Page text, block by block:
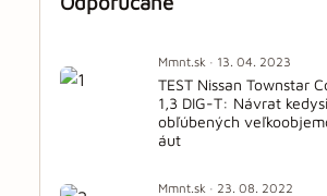
Mmnt.sk · 13. 04. 2023
TEST Nissan Townstar
1,3 DIG-T: Návrat kedysi
obľúbených
áut
Mmnt.sk · 23. 08. 2022